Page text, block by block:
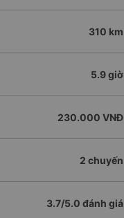
310 km
5.9 giờ
230.000 VNĐ
2 chuyến
3.7/5.0 đánh giá